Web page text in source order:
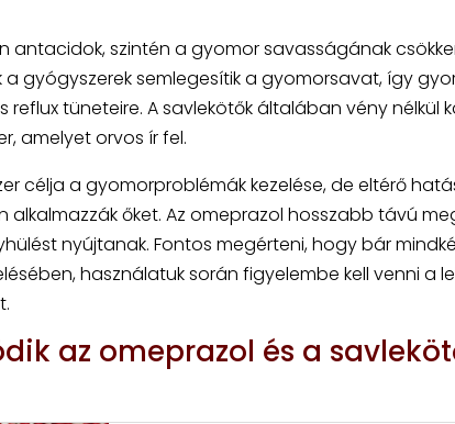
antacidok, szintén a gyomor savasságának
a gyógyszerek semlegesítik a gyomorsavat, így
reflux tüneteire. A savlekötők általában vény nélkül
amelyet orvos ír fel.
célja a gyomorproblémák kezelése, de eltérő
alkalmazzák őket. Az omeprazol hosszabb távú
nyújtanak. Fontos megérteni, hogy bár
használatuk során figyelembe kell venni a
az omeprazol és a